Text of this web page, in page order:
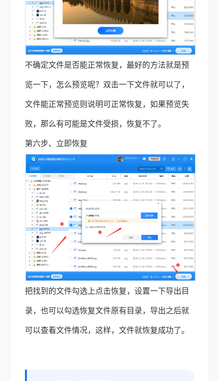
不确定文件是否能正常恢复，最好的方法就是预
览一下，怎么预览呢？双击一下文件就可以了，
文件能正常预览则说明可正常恢复，如果预览失
败，那么有可能是文件受损，恢复不了。
第六步、立即恢复
把找到的文件勾选上点击恢复，设置一下导出目
录，也可以勾选恢复文件原有目录，导出之后就
可以查看文件情况，这样，文件就恢复成功了。